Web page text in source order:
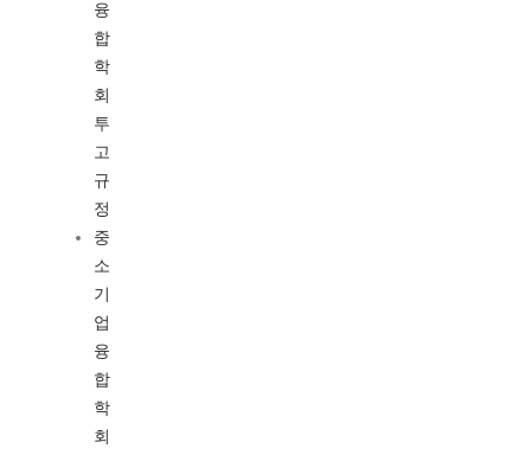
융
합
학
회
투
고
규
정
중
소
기
업
융
합
학
회